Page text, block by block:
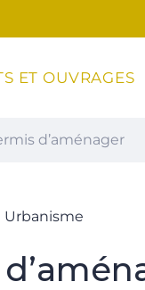
ET OUVRAGES
d’aménager
Urbanisme